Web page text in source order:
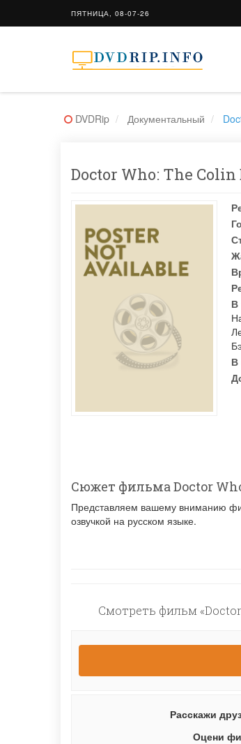
ПЯТНИЦА, 08-07-26
DVDRip Документальный
Doctor Who: The Colin
В
В
Сюжет фильма Doctor
Представляем вашему вниманию
озвучкой на русском языке.
Смотреть фильм «Doctor
Расскажи
Оцени